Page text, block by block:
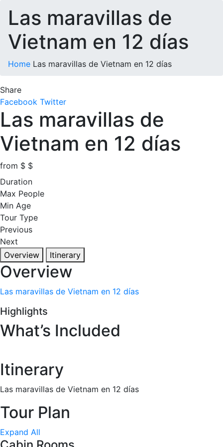
Las maravillas de
Vietnam en 12 días
Home Las maravillas de Vietnam en 12 días
Share
Facebook Twitter
Las maravillas de
Vietnam en 12 días
from $ $
Duration
Max People
Min Age
Tour Type
Previous
Next
Overview
Itinerary
Overview
Las maravillas de Vietnam en 12 días
Highlights
What’s Included
Itinerary
Las maravillas de Vietnam en 12 días
Tour Plan
Expand All